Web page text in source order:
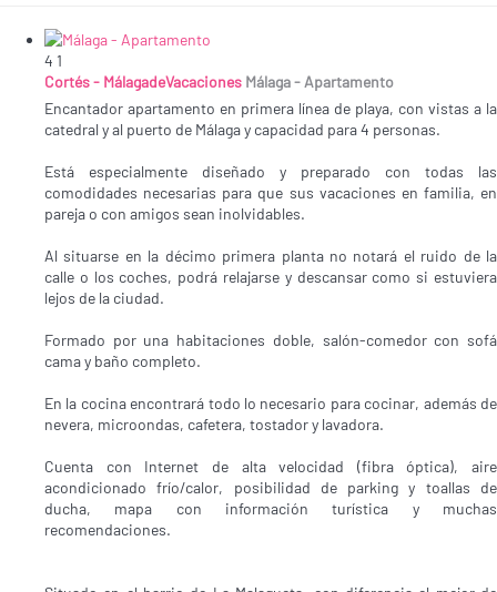
4 1
Cortés - MálagadeVacaciones Málaga - Apartamento
Encantador apartamento en primera línea de playa, con vistas a la
catedral y al puerto de Málaga y capacidad para 4 personas.
Está especialmente diseñado y preparado con todas las
comodidades necesarias para que sus vacaciones en familia, en
pareja o con amigos sean inolvidables.
Al situarse en la décimo primera planta no notará el ruido de la
calle o los coches, podrá relajarse y descansar como si estuviera
lejos de la ciudad.
Formado por una habitaciones doble, salón-comedor con sofá
cama y baño completo.
En la cocina encontrará todo lo necesario para cocinar, además de
nevera, microondas, cafetera, tostador y lavadora.
Cuenta con Internet de alta velocidad (fibra óptica), aire
acondicionado frío/calor, posibilidad de parking y toallas de
ducha, mapa con información turística y muchas
recomendaciones.